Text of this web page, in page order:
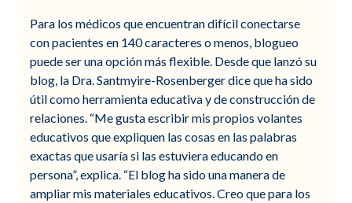
Para los médicos que encuentran difícil conectarse
con pacientes en 140 caracteres o menos, blogueo
puede ser una opción más flexible. Desde que lanzó su
blog, la Dra. Santmyire-Rosenberger dice que ha sido
útil como herramienta educativa y de construcción de
relaciones. “Me gusta escribir mis propios volantes
educativos que expliquen las cosas en las palabras
exactas que usaría si las estuviera educando en
persona”, explica. “El blog ha sido una manera de
ampliar mis materiales educativos. Creo que para los